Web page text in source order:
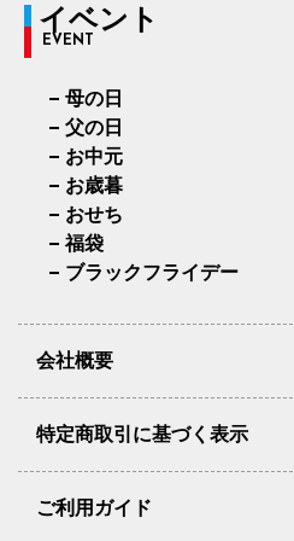
イベント
EVENT
母の日
父の日
お中元
お歳暮
おせち
福袋
ブラックフライデー
会社概要
特定商取引に基づく表示
ご利用ガイド